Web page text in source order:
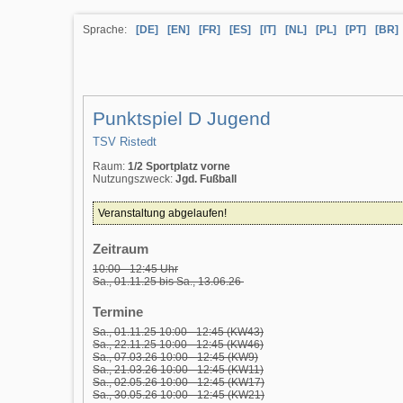
Sprache: [DE] [EN] [FR] [ES] [IT] [NL] [PL] [PT] [BR]
Punktspiel D Jugend
TSV Ristedt
Raum: 1/2 Sportplatz vorne
Nutzungszweck: Jgd. Fußball
Veranstaltung abgelaufen!
Zeitraum
10:00 - 12:45 Uhr
Sa., 01.11.25 bis Sa., 13.06.26
Termine
Sa., 01.11.25 10:00 - 12:45 (KW43)
Sa., 22.11.25 10:00 - 12:45 (KW46)
Sa., 07.03.26 10:00 - 12:45 (KW9)
Sa., 21.03.26 10:00 - 12:45 (KW11)
Sa., 02.05.26 10:00 - 12:45 (KW17)
Sa., 30.05.26 10:00 - 12:45 (KW21)